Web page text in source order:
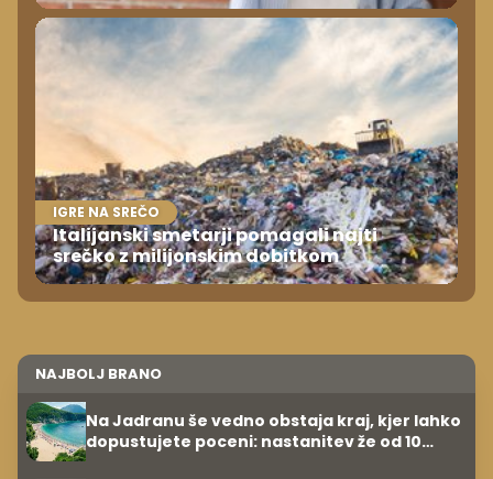
IGRE NA SREČO
Italijanski smetarji pomagali najti
srečko z milijonskim dobitkom
NAJBOLJ BRANO
Na Jadranu še vedno obstaja kraj, kjer lahko
dopustujete poceni: nastanitev že od 10